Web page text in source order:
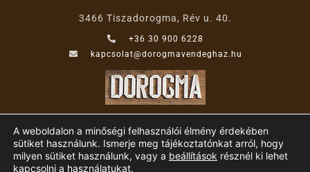
3466 Tiszadorogma, Rév u. 40.
+36 30 900 6228
kapcsolat@dorogmavendeghaz.hu
A weboldalon a minőségi felhasználói élmény érdekében
sütiket használunk. Ismerje meg tájékoztatónkat arról, hogy
milyen sütiket használunk, vagy a beállítások résznél ki lehet
kapcsolni a használatukat.